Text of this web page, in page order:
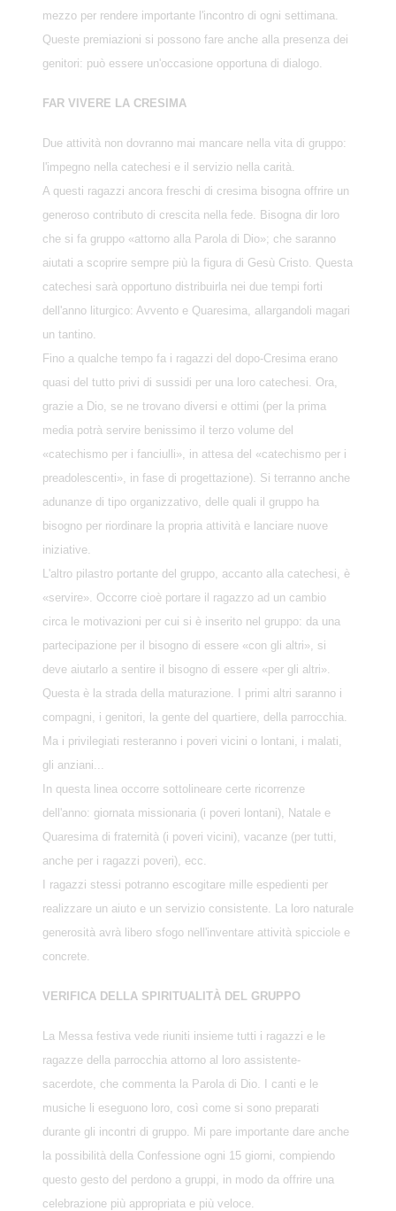
mezzo per rendere importante l'incontro di ogni settimana.
Queste premiazioni si possono fare anche alla presenza dei
genitori: può essere un'occasione opportuna di dialogo.
FAR VIVERE LA CRESIMA
Due attività non dovranno mai mancare nella vita di gruppo:
l'impegno nella catechesi e il servizio nella carità.
A questi ragazzi ancora freschi di cresima bisogna offrire un
generoso contributo di crescita nella fede. Bisogna dir loro
che si fa gruppo «attorno alla Parola di Dio»; che saranno
aiutati a scoprire sempre più la figura di Gesù Cristo. Questa
catechesi sarà opportuno distribuirla nei due tempi forti
dell'anno liturgico: Avvento e Quaresima, allargandoli magari
un tantino.
Fino a qualche tempo fa i ragazzi del dopo-Cresima erano
quasi del tutto privi di sussidi per una loro catechesi. Ora,
grazie a Dio, se ne trovano diversi e ottimi (per la prima
media potrà servire benissimo il terzo volume del
«catechismo per i fanciulli», in attesa del «catechismo per i
preadolescenti», in fase di progettazione). Si terranno anche
adunanze di tipo organizzativo, delle quali il gruppo ha
bisogno per riordinare la propria attività e lanciare nuove
iniziative.
L'altro pilastro portante del gruppo, accanto alla catechesi, è
«servire». Occorre cioè portare il ragazzo ad un cambio
circa le motivazioni per cui si è inserito nel gruppo: da una
partecipazione per il bisogno di essere «con gli altri», si
deve aiutarlo a sentire il bisogno di essere «per gli altri».
Questa è la strada della maturazione. I primi altri saranno i
compagni, i genitori, la gente del quartiere, della parrocchia.
Ma i privilegiati resteranno i poveri vicini o lontani, i malati,
gli anziani...
In questa linea occorre sottolineare certe ricorrenze
dell'anno: giornata missionaria (i poveri lontani), Natale e
Quaresima di fraternità (i poveri vicini), vacanze (per tutti,
anche per i ragazzi poveri), ecc.
I ragazzi stessi potranno escogitare mille espedienti per
realizzare un aiuto e un servizio consistente. La loro naturale
generosità avrà libero sfogo nell'inventare attività spicciole e
concrete.
VERIFICA DELLA SPIRITUALITÀ DEL GRUPPO
La Messa festiva vede riuniti insieme tutti i ragazzi e le
ragazze della parrocchia attorno al loro assistente-
sacerdote, che commenta la Parola di Dio. I canti e le
musiche li eseguono loro, così come si sono preparati
durante gli incontri di gruppo. Mi pare importante dare anche
la possibilità della Confessione ogni 15 giorni, compiendo
questo gesto del perdono a gruppi, in modo da offrire una
celebrazione più appropriata e più veloce.